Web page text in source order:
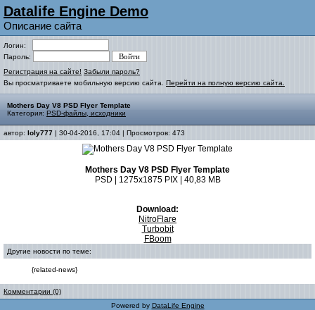
Datalife Engine Demo
Описание сайта
Логин:
Пароль:
Регистрация на сайте! Забыли пароль?
Вы просматриваете мобильную версию сайта. Перейти на полную версию сайта.
Mothers Day V8 PSD Flyer Template
Категория: PSD-файлы, исходники
автор: loly777 | 30-04-2016, 17:04 | Просмотров: 473
Mothers Day V8 PSD Flyer Template
PSD | 1275x1875 PIX | 40,83 MB
Download:
NitroFlare
Turbobit
FBoom
Другие новости по теме:
{related-news}
Комментарии (0)
Powered by DataLife Engine